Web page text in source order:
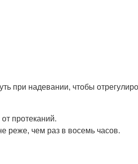
при надевании, чтобы
протеканий.
реже, чем раз в восемь часов.